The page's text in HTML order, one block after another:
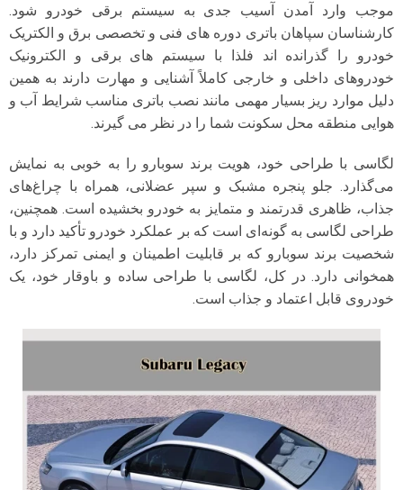
موجب وارد آمدن آسیب جدی به سیستم برقی خودرو شود.
کارشناسان سپاهان باتری دوره های فنی و تخصصی برق و الکتریک
خودرو را گذرانده اند فلذا با سیستم های برقی و الکترونیک
خودروهای داخلی و خارجی کاملاً آشنایی و مهارت دارند به همین
دلیل موارد ریز بسیار مهمی مانند نصب باتری مناسب شرایط آب و
هوایی منطقه محل سکونت شما را در نظر می گیرند.
لگاسی با طراحی خود، هویت برند سوبارو را به خوبی به نمایش
می‌گذارد. جلو پنجره مشبک و سپر عضلانی، همراه با چراغ‌های
جذاب، ظاهری قدرتمند و متمایز به خودرو بخشیده است. همچنین،
طراحی لگاسی به گونه‌ای است که بر عملکرد خودرو تأکید دارد و با
شخصیت برند سوبارو که بر قابلیت اطمینان و ایمنی تمرکز دارد،
همخوانی دارد. در کل، لگاسی با طراحی ساده و باوقار خود، یک
خودروی قابل اعتماد و جذاب است.